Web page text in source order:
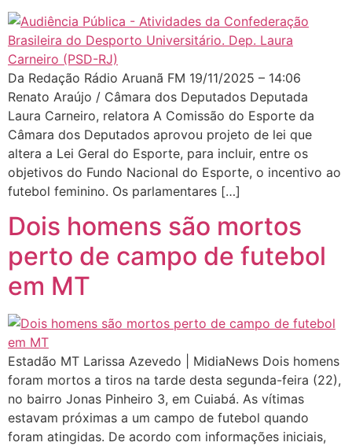
Da Redação Rádio Aruanã FM 19/11/2025 – 14:06
Renato Araújo / Câmara dos Deputados Deputada
Laura Carneiro, relatora A Comissão do Esporte da
Câmara dos Deputados aprovou projeto de lei que
altera a Lei Geral do Esporte, para incluir, entre os
objetivos do Fundo Nacional do Esporte, o incentivo ao
futebol feminino. Os parlamentares […]
Dois homens são mortos
perto de campo de futebol
em MT
Estadão MT Larissa Azevedo | MidiaNews Dois homens
foram mortos a tiros na tarde desta segunda-feira (22),
no bairro Jonas Pinheiro 3, em Cuiabá. As vítimas
estavam próximas a um campo de futebol quando
foram atingidas. De acordo com informações iniciais,